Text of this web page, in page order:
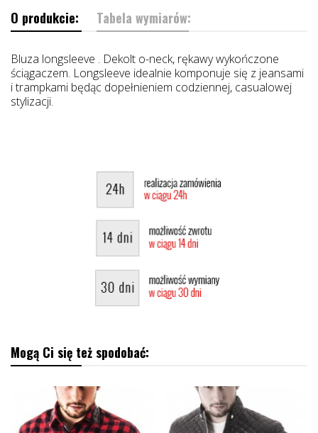
O produkcie: Tabela wymiarów:
Bluza longsleeve . Dekolt o-neck, rękawy wykończone
ściągaczem. Longsleeve idealnie komponuje się z jeansami
i trampkami będąc dopełnieniem codziennej, casualowej
stylizacji.
Mogą Ci się też spodobać: